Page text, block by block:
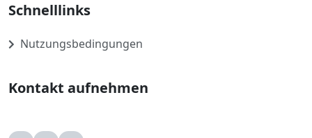
Schnelllinks
Nutzungsbedingungen
Kontakt aufnehmen